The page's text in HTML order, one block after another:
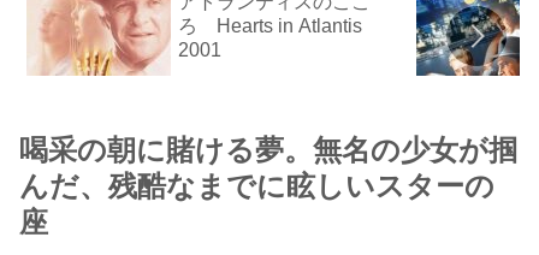
ろ Hearts in Atlantis
2001
喝采の朝に賭ける夢。無名の少女が掴
んだ、残酷なまでに眩しいスターの
座